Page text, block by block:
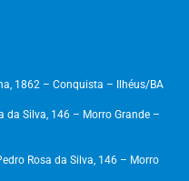
1862 – Conquista – Ilhéus/BA
da Silva, 146 – Morro Grande –
Rosa da Silva, 146 – Morro